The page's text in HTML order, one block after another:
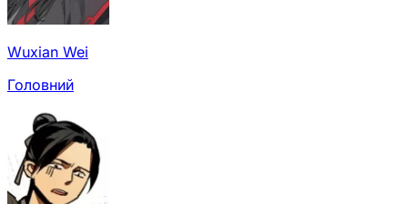
Wuxian Wei
Головний